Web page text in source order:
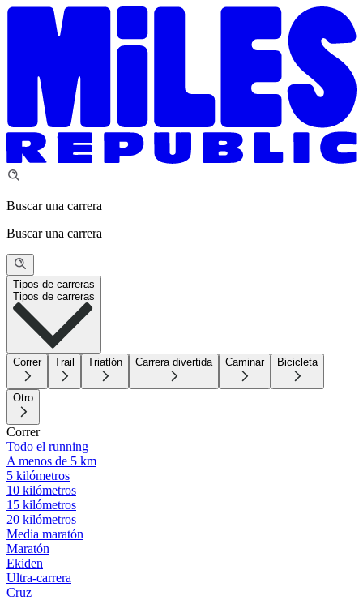
Buscar una carrera
Buscar una carrera
Tipos de carreras
Tipos de carreras
Correr Trail Triatlón Carrera divertida Caminar Bicicleta
Otro
Correr
Todo el running
A menos de 5 km
5 kilómetros
10 kilómetros
15 kilómetros
20 kilómetros
Media maratón
Maratón
Ekiden
Ultra-carrera
Cruz